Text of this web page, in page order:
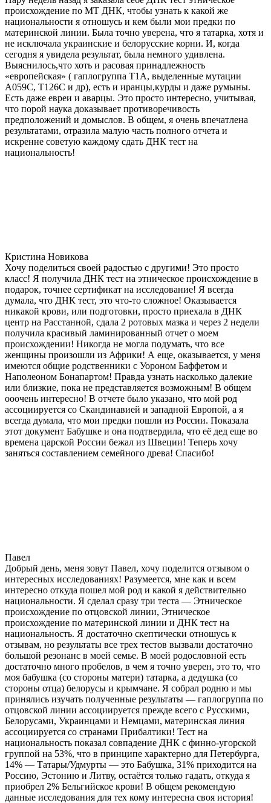
происхождение по МТ ДНК, чтобы узнать к какой же
национальности я отношусь и кем были мои предки по
материнской линии. Была точно уверена, что я татарка, хотя и
не исключала украинские и белорусские корни. И, когда
сегодня я увидела результат, была немного удивлена.
Выяснилось,что хоть и расовая принадлежность
«европейская» ( гаплогруппа T1A, выделенные мутации
A059C, T126C и др), есть и иранцы,курды и даже румыны.
Есть даже евреи и аварцы. Это просто интересно, учитывая,
что порой наука доказывает противоречивость
предположений и домыслов. В общем, я очень впечатлена
результатами, отразила малую часть полного отчета и
искренне советую каждому сдать ДНК тест на
национальность!
Кристина Новикова
Хочу поделиться своей радостью с другими! Это просто
класс! Я получила ДНК тест на этническое происхождение в
подарок, точнее сертификат на исследование! Я всегда
думала, что ДНК тест, это что-то сложное! Оказывается
никакой крови, или подготовки, просто приехала в ДНК
центр на Расстанной, сдала 2 ротовых мазка и через 2 недели
получила красивый ламинированный отчет о моем
происхождении! Никогда не могла подумать, что все
женщины произошли из Африки! А еще, оказывается, у меня
имеются общие родственники с Уороном Баффетом и
Наполеоном Бонапартом! Правда узнать насколько далекие
или близкие, пока не представляется возможным! В общем
ооочень интересно! В отчете было указано, что мой род
ассоциируется со Скандинавией и западной Европой, а я
всегда думала, что мои предки пошли из России. Показала
этот документ Бабушке и она подтвердила, что её дед еще во
времена царской России бежал из Швеции! Теперь хочу
заняться составлением семейного древа! Спасибо!
Павел
Добрый день, меня зовут Павел, хочу поделится отзывом о
интересных исследованиях! Разумеется, мне как и всем
интересно откуда пошел мой род и какой я действительно
национальности. Я сделал сразу три теста — Этническое
происхождение по отцовской линии, Этническое
происхождение по материнской линии и ДНК тест на
национальность. Я достаточно скептически отношусь к
отзывам, но результаты все трех тестов вызвали достаточно
большой резонанс в моей семье. В моей родословной есть
достаточно много пробелов, в чем я точно уверен, это то, что
моя бабушка (со стороны матери) татарка, а дедушка (со
стороны отца) белорусы и крымчане. Я собрал родню и мы
принялись изучать полученные результаты — гаплогруппа по
отцовской линии ассоциируется прежде всего с Русскими,
Белорусами, Украинцами и Немцами, материнская линия
ассоциируется со странами Прибалтики! Тест на
национальность показал совпадение ДНК с финно-угорской
группой на 53%, что в принципе характерно для Петербурга,
14% — Татары/Удмурты — это Бабушка, 31% приходится на
Россию, Эстонию и Литву, остаётся только гадать, откуда я
приобрел 2% Бельгийское крови! В общем рекомендую
данные исследования для тех кому интересна своя история!